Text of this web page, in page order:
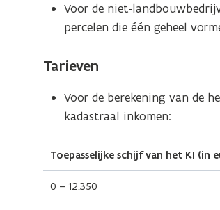
Voor de niet-
percelen die één geheel
Tarieven
Voor de berekening van de
kadastraal inkomen:
Toepasselijke schijf van het KI (in
0 – 12.350